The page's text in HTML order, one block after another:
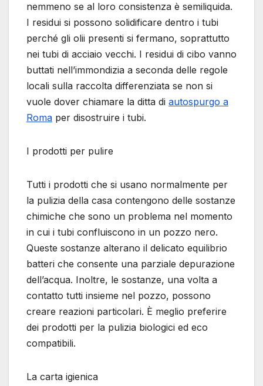
nemmeno se al loro consistenza è semiliquida.
I residui si possono solidificare dentro i tubi
perché gli olii presenti si fermano, soprattutto
nei tubi di acciaio vecchi. I residui di cibo vanno
buttati nell’immondizia a seconda delle regole
locali sulla raccolta differenziata se non si
vuole dover chiamare la ditta di autospurgo a
Roma per disostruire i tubi.
I prodotti per pulire
Tutti i prodotti che si usano normalmente per
la pulizia della casa contengono delle sostanze
chimiche che sono un problema nel momento
in cui i tubi confluiscono in un pozzo nero.
Queste sostanze alterano il delicato equilibrio
batteri che consente una parziale depurazione
dell’acqua. Inoltre, le sostanze, una volta a
contatto tutti insieme nel pozzo, possono
creare reazioni particolari. È meglio preferire
dei prodotti per la pulizia biologici ed eco
compatibili.
La carta igienica